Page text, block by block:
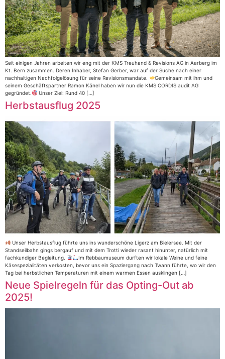
Seit einigen Jahren arbeiten wir eng mit der KMS Treuhand & Revisions AG in Aarberg im
Kt. Bern zusammen. Deren Inhaber, Stefan Gerber, war auf der Suche nach einer
nachhaltigen Nachfolgelösung für seine Revisionsmandate.
Gemeinsam mit ihm und
seinem Geschäftspartner Ramon Känel haben wir nun die KMS CORDIS audit AG
gegründet.
Unser Ziel: Rund 40 […]
Herbstausflug 2025
Unser Herbstausflug führte uns ins wunderschöne Ligerz am Bielersee. Mit der
Standseilbahn gings bergauf und mit dem Trotti wieder rasant hinunter, natürlich mit
fachkundiger Begleitung.
Im Rebbaumuseum durften wir lokale Weine und feine
Käsespezialitäten verkosten, bevor uns ein Spaziergang nach Twann führte, wo wir den
Tag bei herbstlichen Temperaturen mit einem warmen Essen ausklingen […]
Neue Spielregeln für das Opting-Out ab
2025!